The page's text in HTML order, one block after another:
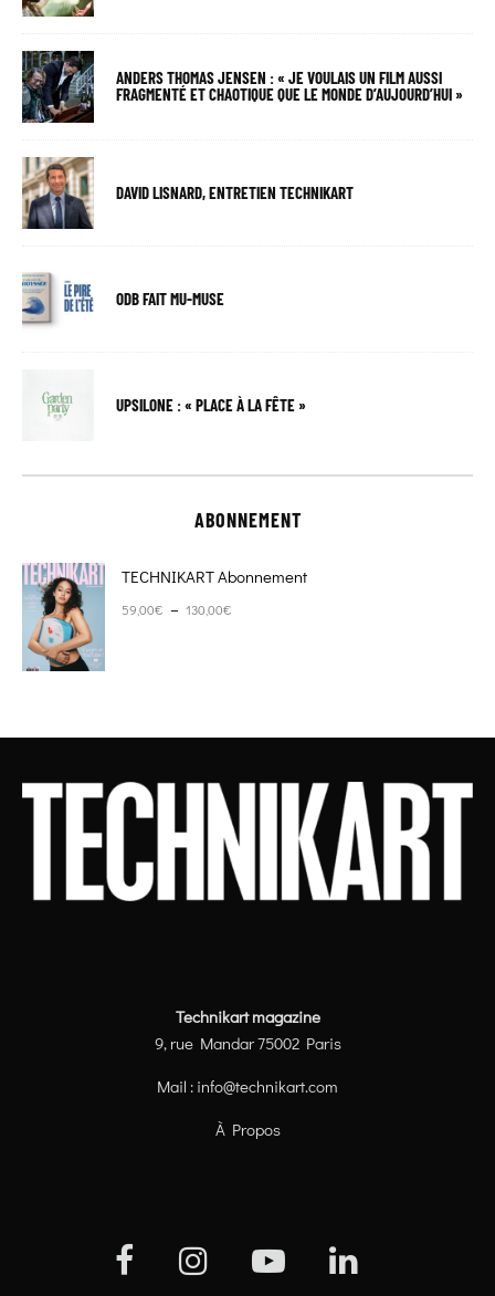
ANDERS THOMAS JENSEN : « JE VOULAIS UN FILM AUSSI
FRAGMENTÉ ET CHAOTIQUE QUE LE MONDE D’AUJOURD’HUI »
DAVID LISNARD, ENTRETIEN TECHNIKART
ODB FAIT MU-MUSE
UPSILONE : « PLACE À LA FÊTE »
ABONNEMENT
TECHNIKART Abonnement
59,00€ – 130,00€
Technikart magazine
9, rue Mandar 75002 Paris
Mail : info@technikart.com
À Propos